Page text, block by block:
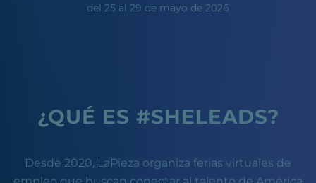
del 25 al 29 de mayo de 2026
¿QUÉ ES #SHELEADS?
Desde 2020, LaPieza organiza ferias virtuales de